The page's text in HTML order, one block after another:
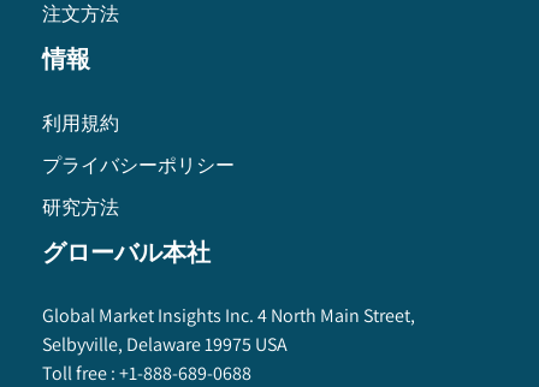
注文方法
情報
利用規約
プライバシーポリシー
研究方法
グローバル本社
Global Market Insights Inc. 4 North Main Street,
Selbyville, Delaware 19975 USA
Toll free :+1-888-689-0688